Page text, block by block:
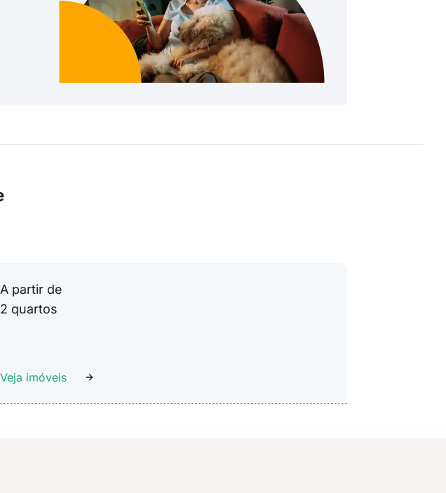
A partir de
2 quartos
Veja imóveis